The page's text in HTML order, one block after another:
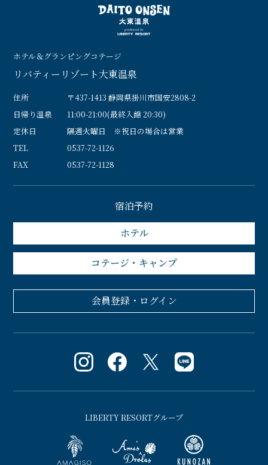
ホテル＆グランピングコテージ
リバティーリゾート大東温泉
住所
〒437-1413 静岡県掛川市国安2808-2
日帰り温泉
11:00-21:00(最終入館 20:30)
定休日
隔週火曜日 ※祝日の場合は営業
TEL
0537-72-1126
FAX
0537-72-1128
宿泊予約
ホテル
コテージ・キャンプ
会員登録・ログイン
LIBERTY RESORTグループ